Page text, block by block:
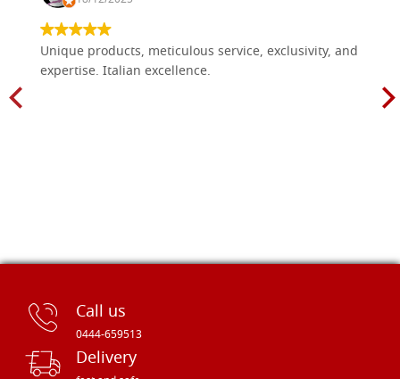
Unique products, meticulous service, exclusivity, and
expertise. Italian excellence.
Call us
0444-659513
Delivery